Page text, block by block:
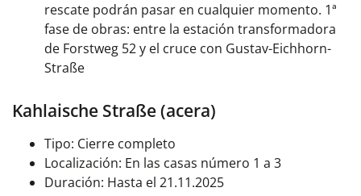
rescate podrán pasar en cualquier momento. 1ª
fase de obras: entre la estación transformadora
de Forstweg 52 y el cruce con Gustav-Eichhorn-
Straße
Kahlaische Straße (acera)
Tipo: Cierre completo
Localización: En las casas número 1 a 3
Duración: Hasta el 21.11.2025